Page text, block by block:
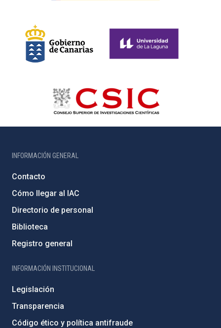
INFORMACIÓN GENERAL
Contacto
Cómo llegar al IAC
Directorio de personal
Biblioteca
Registro general
INFORMACIÓN INSTITUCIONAL
Legislación
Transparencia
Código ético y política antifraude